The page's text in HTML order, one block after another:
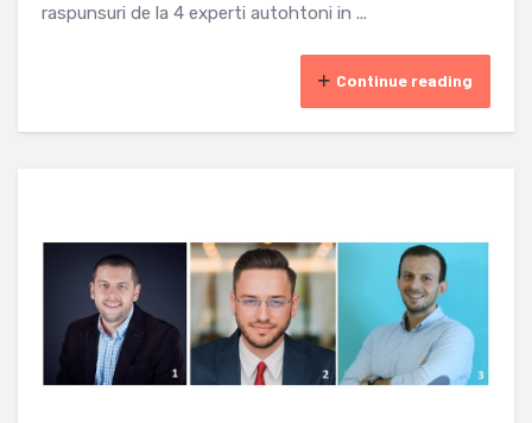
raspunsuri de la 4 experti autohtoni in ...
Continue reading